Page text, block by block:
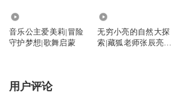
音乐公主爱美莉|冒险
守护梦想|歌舞启蒙
无穷小亮的自然大探
索|藏狐老师张辰亮的
用户评论